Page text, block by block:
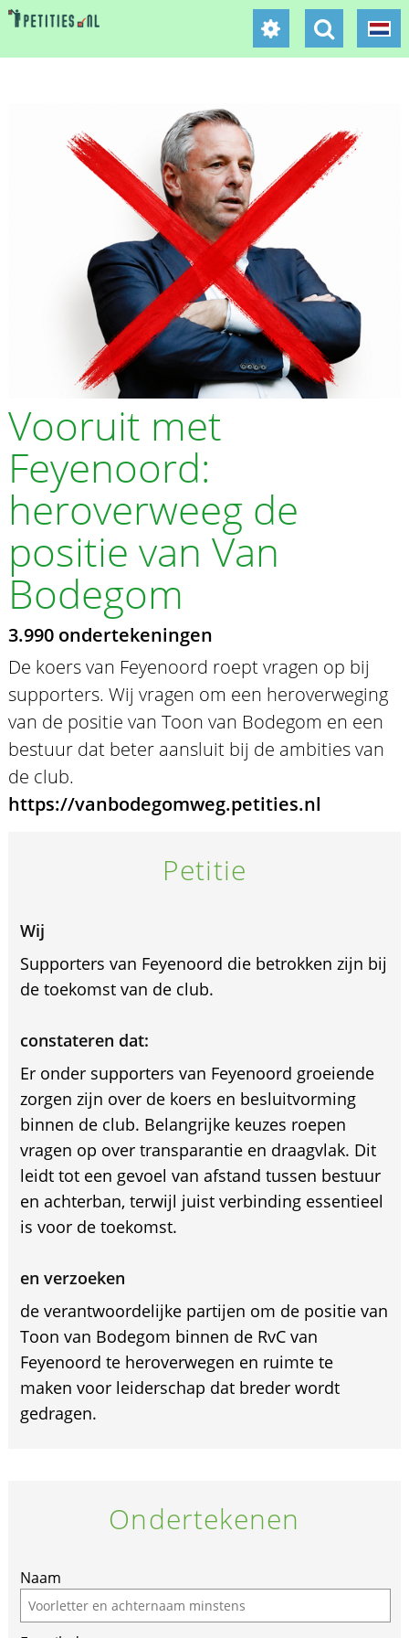
Vooruit met
Feyenoord:
heroverweeg de
positie van Van
Bodegom
3.990 ondertekeningen
De koers van Feyenoord roept vragen op bij
supporters. Wij vragen om een heroverweging
van de positie van Toon van Bodegom en een
bestuur dat beter aansluit bij de ambities van
de club.
https://vanbodegomweg.petities.nl
Petitie
Wij
Supporters van Feyenoord die betrokken zijn bij
de toekomst van de club.
constateren dat:
Er onder supporters van Feyenoord groeiende
zorgen zijn over de koers en besluitvorming
binnen de club. Belangrijke keuzes roepen
vragen op over transparantie en draagvlak. Dit
leidt tot een gevoel van afstand tussen bestuur
en achterban, terwijl juist verbinding essentieel
is voor de toekomst.
en verzoeken
de verantwoordelijke partijen om de positie van
Toon van Bodegom binnen de RvC van
Feyenoord te heroverwegen en ruimte te
maken voor leiderschap dat breder wordt
gedragen.
Ondertekenen
Naam